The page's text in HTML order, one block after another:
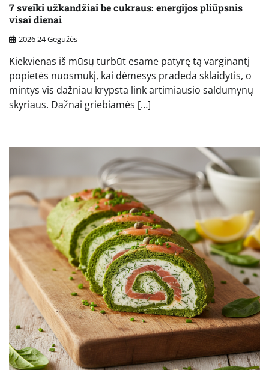
7 sveiki užkandžiai be cukraus: energijos pliūpsnis
visai dienai
2026 24 Gegužės
Kiekvienas iš mūsų turbūt esame patyrę tą varginantį
popietės nuosmukį, kai dėmesys pradeda sklaidytis, o
mintys vis dažniau krypsta link artimiausio saldumynų
skyriaus. Dažnai griebiamės […]